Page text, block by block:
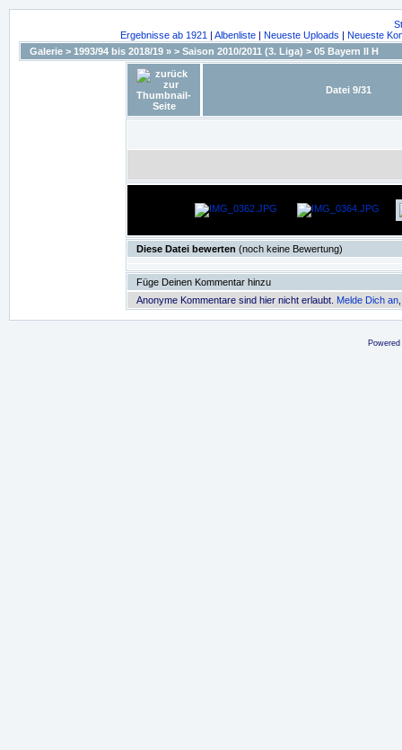
Ergebnisse ab 1921 | Albenliste| Neueste Uploads | Neueste
Galerie > 1993/94 bis 2018/19 » > Saison 2010/2011 (3. Liga) > 05 Bayern II H
Datei 9/31
Diese Datei bewerten (noch keine Bewertung)
Füge Deinen Kommentar hinzu
Anonyme Kommentare sind hier nicht erlaubt. Melde Dich an